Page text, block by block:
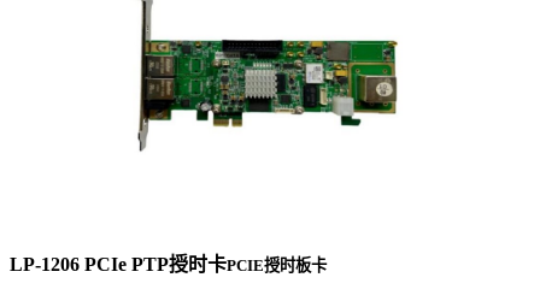
LP-1206 PCIe PTP授时卡PCIE授时板卡